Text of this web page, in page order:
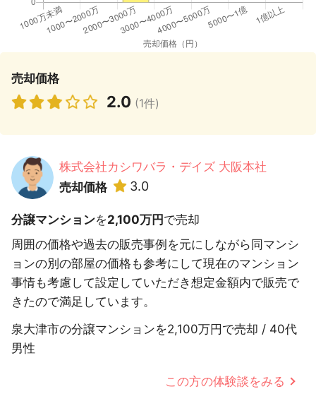
売却価格
2.0 (1件)
株式会社カシワバラ・デイズ 大阪本社
売却価格
3.0
分譲マンションを2,100万円で売却
周囲の価格や過去の販売事例を元にしながら同マンシ
ョンの別の部屋の価格も参考にして現在のマンション
事情も考慮して設定していただき想定金額内で販売で
きたので満足しています。
泉大津市の分譲マンションを2,100万円で売却 / 40代
男性
この方の体験談をみる